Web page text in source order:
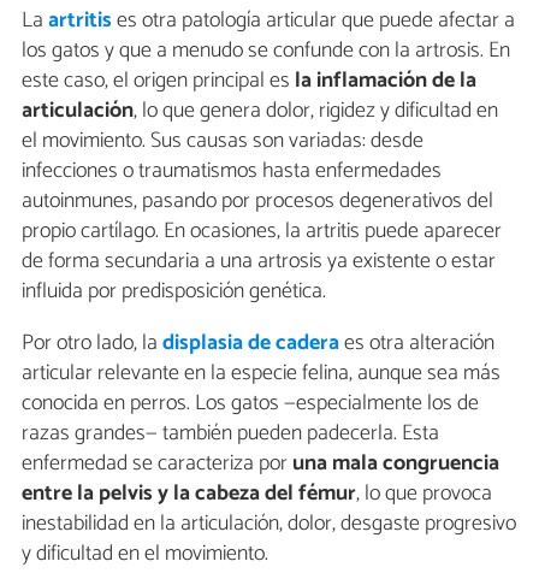
Laartritises otra patología articular que puede afectar a
los gatos y que a menudo se confunde con la artrosis. En
este caso, el origen principal es la inflamación de la
articulación, lo que genera dolor, rigidez y dificultad en
el movimiento. Sus causas son variadas: desde
infecciones o traumatismos hasta enfermedades
autoinmunes, pasando por procesos degenerativos del
propio cartílago. En ocasiones, la artritis puede aparecer
de forma secundaria a una artrosis ya existente o estar
influida por predisposición genética.
Por otro lado, ladisplasia de caderaes otra alteración
articular relevante en la especie felina, aunque sea más
conocida en perros. Los gatos —especialmente los de
razas grandes— también pueden padecerla. Esta
enfermedad se caracteriza poruna mala congruencia
entre la pelvis y la cabeza del fémur, lo que provoca
inestabilidad en la articulación, dolor, desgaste progresivo
y dificultad en el movimiento.